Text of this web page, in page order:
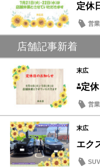
定休
営
店舗記事新着
末広
⁂定
営
末広
エク
SUV